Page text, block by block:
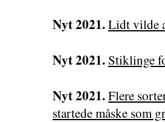
Nyt 2021.Lidt vilde
Nyt 2021. Stiklinge
Nyt 2021.Flere
startede måske som